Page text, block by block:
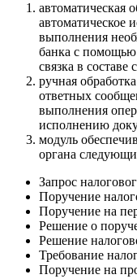
автоматическая
автоматическое
выполнения
банка с
связка в
ручная
ответных
выполнения
исполнению
модуль
органа
Запрос
Поручение
Поручение на
Решение о
Решение
Требование
Поручение на